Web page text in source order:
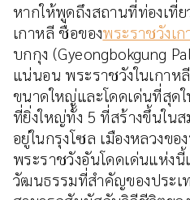
หากให้พูดถึงสถานที่ท่องเที่
เกาหลี ชื่อของพระราชวังเ
บกกุง (Gyeongbokgung
แน่นอน พระราชวังในเกา
ขนาดใหญ่และโดดเด่นที่สุด
ที่ยิ่งใหญ่ทั้ง 5 ที่สร้างขึ้นใน
อยู่ในกรุงโซล เมืองหลวงขอ
พระราชวังอันโดดเด่นแห่ง
วัฒนธรรมที่สำคัญของประเ